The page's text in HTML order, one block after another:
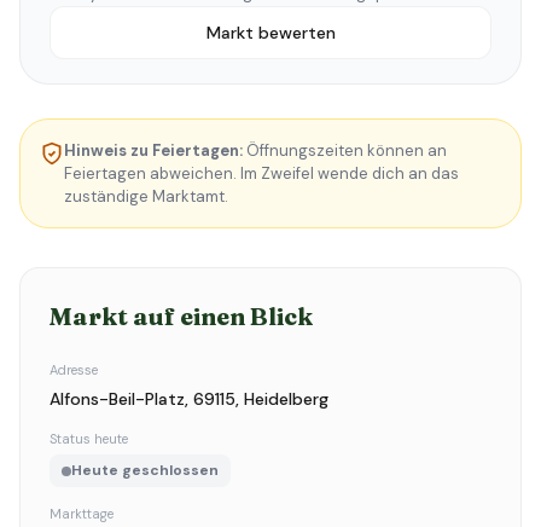
Markt bewerten
Hinweis zu Feiertagen: Öffnungszeiten können an
Feiertagen abweichen. Im Zweifel wende dich an das
zuständige Marktamt.
Markt auf einen Blick
Adresse
Alfons-Beil-Platz, 69115, Heidelberg
Status heute
Heute geschlossen
Markttage